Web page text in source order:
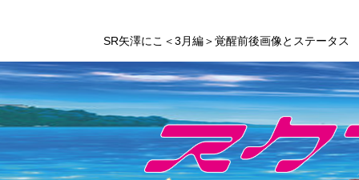
SR矢澤にこ＜3月編＞覚醒前後画像とステータ